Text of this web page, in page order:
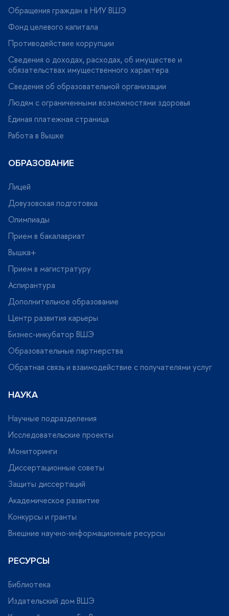
Обращения граждан в НИУ ВШЭ
Фонд целевого капитала
Противодействие коррупции
Сведения о доходах, расходах, об имуществе и
обязательствах имущественного характера
Сведения об образовательной организации
Людям с ограниченными возможностями здоровья
Единая платежная страница
Работа в Вышке
ОБРАЗОВАНИЕ
Лицей
Довузовская подготовка
Олимпиады
Прием в бакалавриат
ышка+
Прием в магистратуру
Аспирантура
Дополнительное образование
Центр развития карьеры
Бизнес-инкубатор ВШЭ
Образовательные партнерства
Обратная связь и взаимодействие с получателями услу
НАУКА
Научные подразделения
Исследовательские проекты
Мониторинги
Диссертационные советы
Защиты диссертаций
Академическое развитие
Конкурсы и гранты
нешние научно-информационные ресурсы
РЕСУРСЫ
Библиотека
Издательский дом ВШЭ